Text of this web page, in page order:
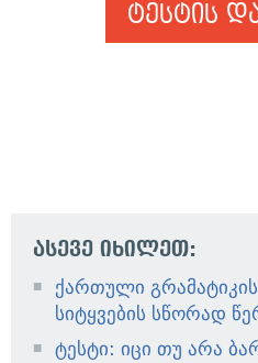
ტესტის
ასევე იხილეთ:
ქართული
სიტყვების სწორად
ტესტი: იცი თუ არა